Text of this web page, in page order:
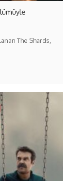
The Shards,